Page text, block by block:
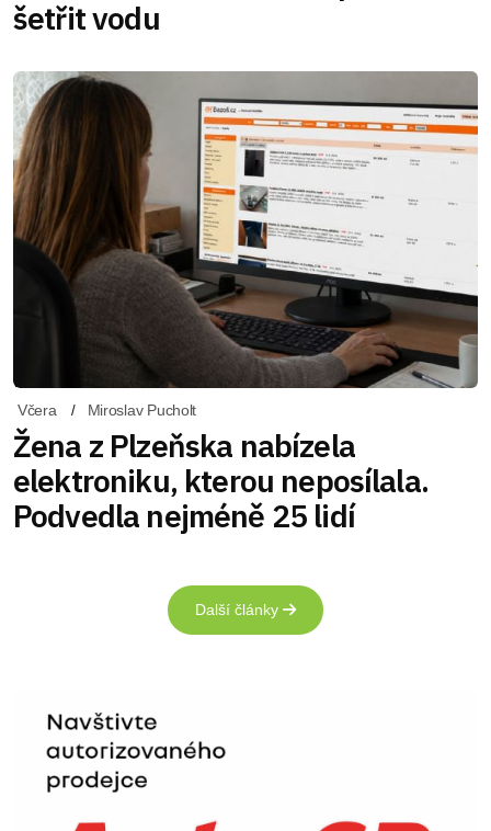
šetřit vodu
Včera Miroslav Pucholt
Žena z Plzeňska nabízela
elektroniku, kterou neposílala.
Podvedla nejméně 25 lidí
Další články